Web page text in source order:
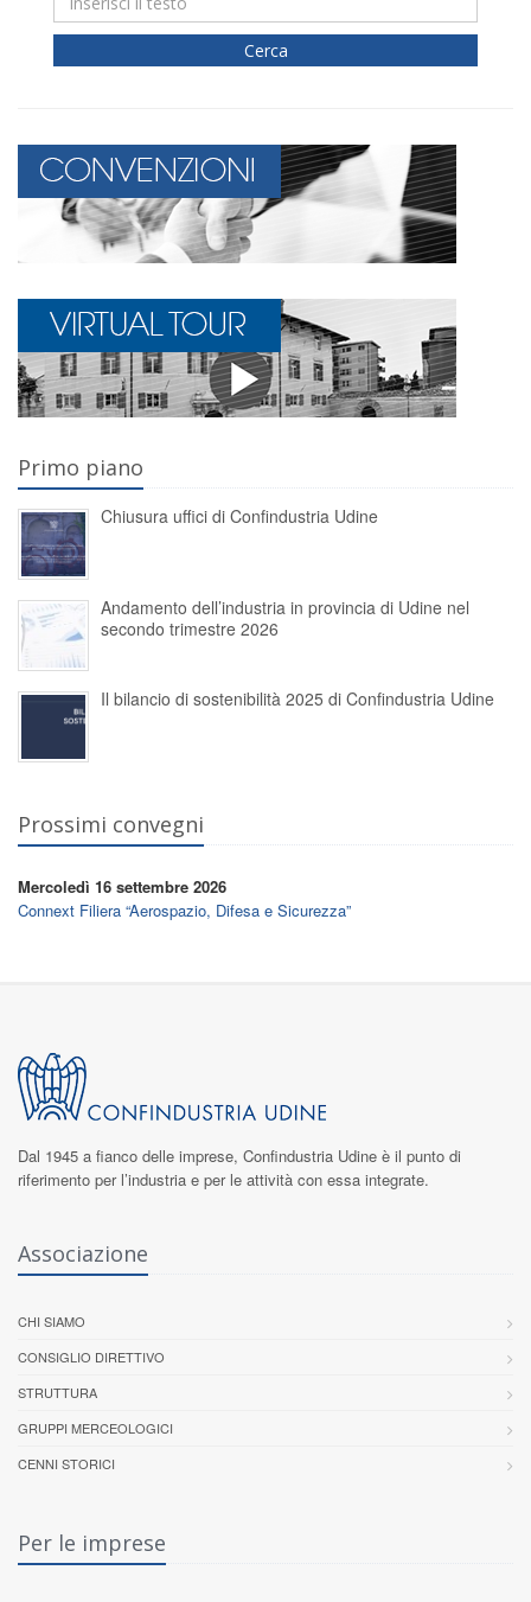
Cerca
Primo piano
Chiusura uffici di Confindustria Udine
Andamento dell’industria in provincia di Udine nel
secondo trimestre 2026
Il bilancio di sostenibilità 2025 di Confindustria Udine
Prossimi convegni
Mercoledì 16 settembre 2026
Connext Filiera “Aerospazio, Difesa e Sicurezza”
Dal 1945 a fianco delle imprese, Confindustria Udine è il punto di
riferimento per l’industria e per le attività con essa integrate.
Associazione
CHI SIAMO
CONSIGLIO DIRETTIVO
STRUTTURA
GRUPPI MERCEOLOGICI
CENNI STORICI
Per le imprese